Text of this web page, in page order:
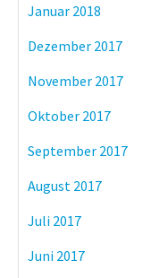
Januar 2018
Dezember 2017
November 2017
Oktober 2017
September 2017
August 2017
Juli 2017
Juni 2017